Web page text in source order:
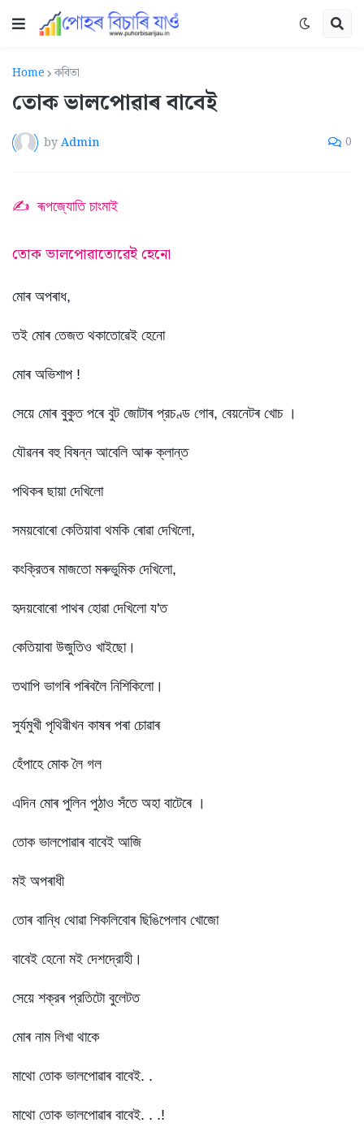
Home কবিতা
তোক ভালপোৱাৰ বাবেই
byAdmin 0
✍ ৰূপজ্যোতি চাংমাই
তোক ভালপোৱাতোৱেই হেনো
মোৰ অপৰাধ,
তই মোৰ তেজত থকাতোৱেই হেনো
মোৰ অভিশাপ !
সেয়ে মোৰ বুকুত পৰে বুট জোটাৰ প্রচণ্ড গোৰ, বেয়নেটৰ খোচ ।
যৌৱনৰ বহু বিষন্ন আবেলি আৰু ক্লান্ত
পথিকৰ ছায়া দেখিলো
সময়বোৰো কেতিয়াবা থমকি ৰোৱা দেখিলো,
কংক্রিতৰ মাজতো মৰুভুমিক দেখিলো,
হৃদয়বোৰো পাথৰ হোৱা দেখিলো য'ত
কেতিয়াবা উজুতিও খাইছো।
তথাপি ভাগৰি পৰিবলৈ নিশিকিলো।
সুর্যমুখী পৃথিৱীখন কাষৰ পৰা চোৱাৰ
হেঁপাহে মোক লৈ গল
এদিন মোৰ পুলিন পুঠাও সঁতে অহা বাটেৰে ।
তোক ভালপোৱাৰ বাবেই আজি
মই অপৰাধী
তোৰ বান্ধি থোৱা শিকলিবোৰ ছিঙিপেলাব খোজো
বাবেই হেনো মই দেশদ্রোহী।
সেয়ে শক্রৰ প্রতিটো বুলেটত
মোৰ নাম লিখা থাকে
মাথো তোক ভালপোৱাৰ বাবেই. .
মাথো তোক ভালপোৱাৰ বাবেই. . .!